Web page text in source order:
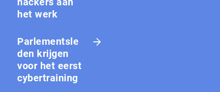
het werk
Parlementsle
den krijgen
voor het eerst
cybertraining